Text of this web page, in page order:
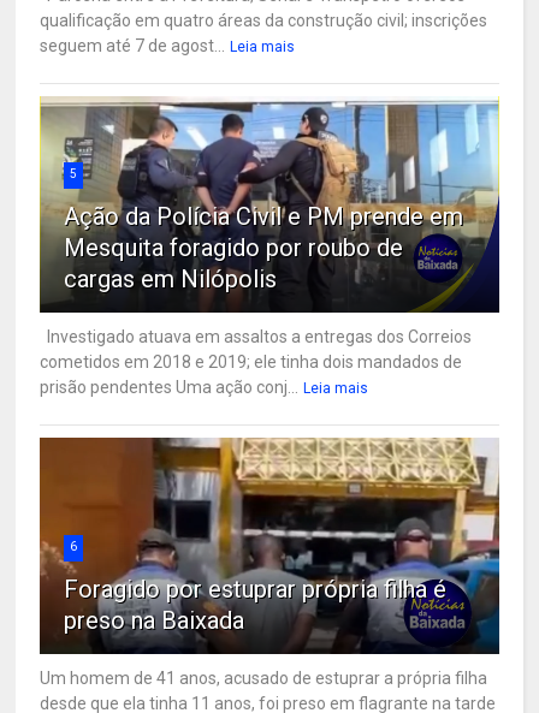
qualificação em quatro áreas da construção civil; inscrições
seguem até 7 de agost... Leia mais
5
Ação da Polícia Civil e PM prende em
Mesquita foragido por roubo de
cargas em Nilópolis
Investigado atuava em assaltos a entregas dos Correios
cometidos em 2018 e 2019; ele tinha dois mandados de
prisão pendentes Uma ação conj... Leia mais
6
Foragido por estuprar própria filha é
preso na Baixada
Um homem de 41 anos, acusado de estuprar a própria filha
desde que ela tinha 11 anos, foi preso em flagrante na tarde